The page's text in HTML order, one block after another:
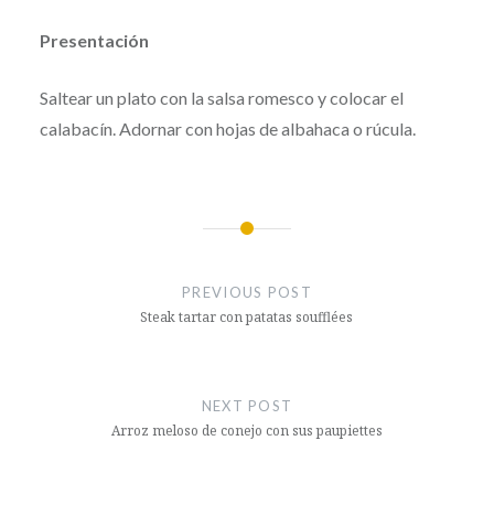
Presentación
Saltear un plato con la salsa romesco y colocar el
calabacín. Adornar con hojas de albahaca o rúcula.
PREVIOUS POST
Steak tartar con patatas soufflées
NEXT POST
Arroz meloso de conejo con sus paupiettes